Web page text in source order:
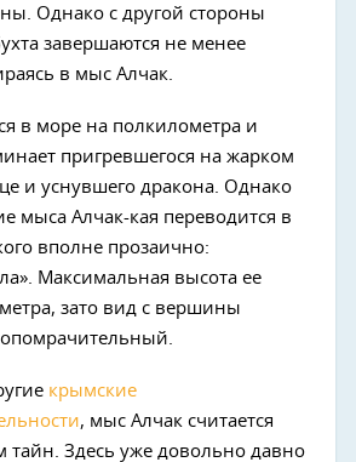
Однако с другой стороны
завершаются не менее
в мыс Алчак.
в море на полкилометра и
пригревшегося на жарком
и уснувшего дракона. Однако
мыса Алчак-кая переводится в
вполне прозаично:
Максимальная высота ее
метра, зато вид с вершины
крымские
, мыс Алчак считается
тайн. Здесь уже довольно давно